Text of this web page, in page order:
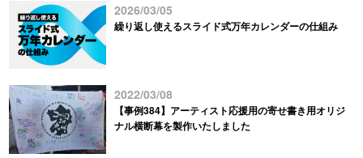
2026/03/05
繰り返し使えるスライド式万年カレンダーの仕組み
2022/03/08
【事例384】アーティスト応援用の寄せ書き用オリジ
ナル横断幕を製作いたしました